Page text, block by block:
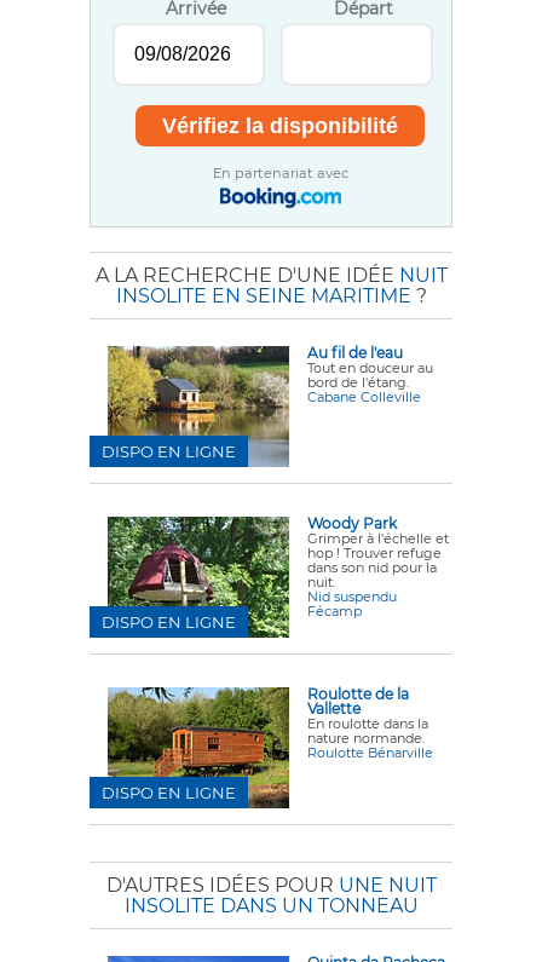
Arrivée Départ
En partenariat avec
A LA RECHERCHE D'UNE IDÉE NUIT
INSOLITE EN SEINE MARITIME ?
Au fil de l'eau
Tout en douceur au
bord de l'étang.
Cabane Colleville
DISPO EN LIGNE
Woody Park
Grimper à l'échelle et
hop ! Trouver refuge
dans son nid pour la
nuit.
Nid suspendu
Fécamp
DISPO EN LIGNE
Roulotte de la
Vallette
En roulotte dans la
nature normande.
Roulotte Bénarville
DISPO EN LIGNE
D'AUTRES IDÉES POUR UNE NUIT
INSOLITE DANS UN TONNEAU